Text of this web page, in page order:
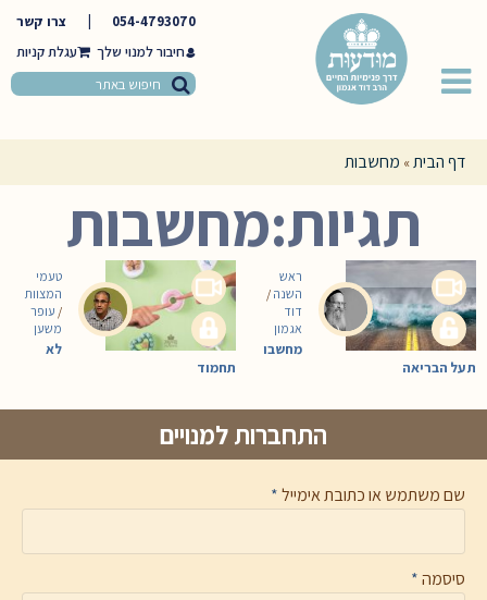
054-4793070
צרו קשר
חיבור למנוי שלך
דף הבית» מחשבות
תגיות:מחשבות
טעמי
המצוות
/ עופר
משען
לא
תחמוד
ראש
השנה /
דוד
אגמון
מחשבו
ת על הבריאה
התחברות למנויים
שם משתמש או כתובת אימייל*
סיסמה*